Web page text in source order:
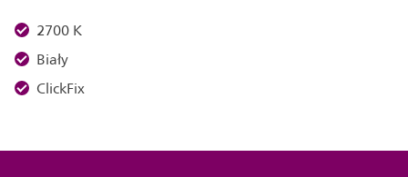
2700 K
Biały
ClickFix